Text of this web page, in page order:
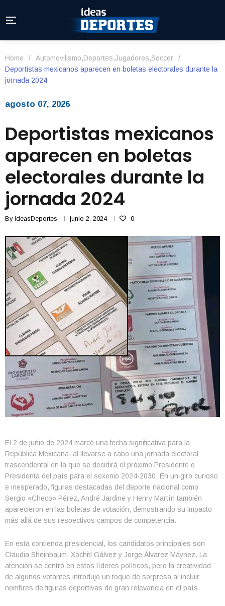
Home / Automovilismo,Deportes,Jugadores,Soccer
/
Deportistas mexicanos aparecen en boletas electorales durante la
jornada 2024
agosto 07, 2026
Deportistas mexicanos
aparecen en boletas
electorales durante la
jornada 2024
By IdeasDeportes junio 2, 2024 0
El 2 de junio de 2024 marcó una fecha significativa para la
República Mexicana, al llevarse a cabo una jornada electoral
trascendental en la que se decidirá el próximo Presidente o
Presidenta del país para el sexenio 2024-2030. En un giro curioso
e inesperado, figuras destacadas del deporte nacional como
Sergio «Checo» Pérez, André Jardine y Henry Martín también
aparecieron en las boletas de votación, demostrando su impacto
más allá de sus respectivos campos de competencia.
En esta contienda presidencial, los candidatos principales son
Claudia Sheinbaum, Xóchitl Gálvez y Jorge Álvarez Máynez. La
atención se centró en estos líderes políticos, pero la creatividad
de algunos votantes introdujo un toque de sorpresa al incluir
nombres de figuras deportivas de gran relevancia en el país.